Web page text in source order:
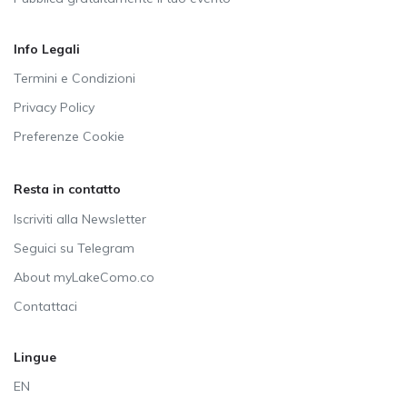
Info Legali
Termini e Condizioni
Privacy Policy
Preferenze Cookie
Resta in contatto
Iscriviti alla Newsletter
Seguici su Telegram
About myLakeComo.co
Contattaci
Lingue
EN